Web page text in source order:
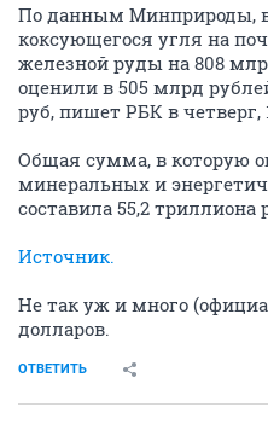
По данным Минприроды,
коксующегося угля на
железной руды на 808
оценили в 505 млрд
руб, пишет РБК в четверг,
Общая сумма, в которую
минеральных и
составила 55,2 триллиона
Источник.
Не так уж и много
долларов.
ОТВЕТИТЬ